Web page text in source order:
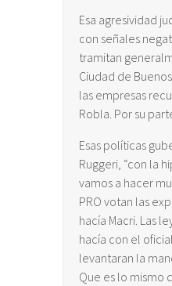
Esa agresividad
con señales
tramitan
Ciudad de
las empresas
Robla. Por su
Esas políticas
Ruggeri, “con la
vamos a hacer
PRO votan las
hacía Macri. Las
hacía con el
levantaran la
Que es lo mismo